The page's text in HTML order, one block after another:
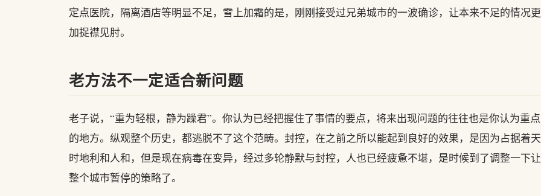
定点医院，隔离酒店等明显不足，雪上加霜的是，刚刚接受过兄弟城市的一波确诊，让本来不足的情况更
加捉襟见肘。
老方法不一定适合新问题
老子说，“重为轻根，静为躁君”。你认为已经把握住了事情的要点，将来出现问题的往往也是你认为重点
的地方。纵观整个历史，都逃脱不了这个范畴。封控，在之前之所以能起到良好的效果，是因为占据着天
时地利和人和，但是现在病毒在变异，经过多轮静默与封控，人也已经疲惫不堪，是时候到了调整一下让
整个城市暂停的策略了。